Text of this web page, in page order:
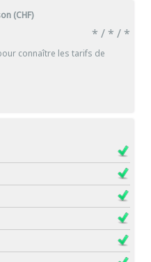
(CHF)
* / * / *
connaître les tarifs de